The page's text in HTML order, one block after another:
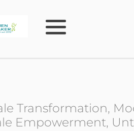
Transformation,
Empowerment,